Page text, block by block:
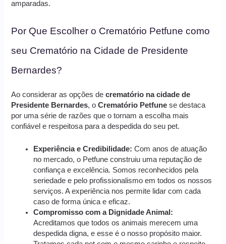
amparadas.
Por Que Escolher o Crematório Petfune como
seu Crematório na Cidade de Presidente
Bernardes?
Ao considerar as opções decrematório na cidade de
Presidente Bernardes, oCrematório Petfune se destaca
por uma série de razões que o tornam a escolha mais
confiável e respeitosa para a despedida do seu pet.
Experiência e Credibilidade: Com anos de atuação
no mercado, o Petfune construiu uma reputação de
confiança e excelência. Somos reconhecidos pela
seriedade e pelo profissionalismo em todos os nossos
serviços. A experiência nos permite lidar com cada
caso de forma única e eficaz.
Compromisso com a Dignidade Animal:
Acreditamos que todos os animais merecem uma
despedida digna, e esse é o nosso propósito maior.